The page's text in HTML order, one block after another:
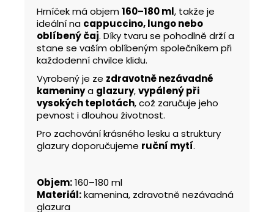
Hrníček má objem160–180 ml, takže je
ideální na cappuccino, lungo nebo
oblíbený čaj. Díky tvaru se pohodlně drží a
stane se vaším oblíbeným společníkem při
každodenní chvilce klidu.
Vyrobený je ze zdravotně nezávadné
kameninya glazury,vypálený při
vysokých teplotách, což zaručuje jeho
pevnost i dlouhou životnost.
Pro zachování krásného lesku a struktury
glazury doporučujeme ruční mytí.
Objem:160–180 ml
Materiál:kamenina, zdravotně nezávadná
glazura